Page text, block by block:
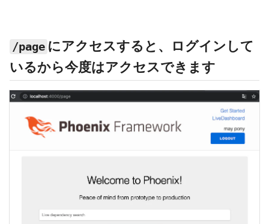
/page にアクセスすると、ログインして
いるから今度はアクセスできます